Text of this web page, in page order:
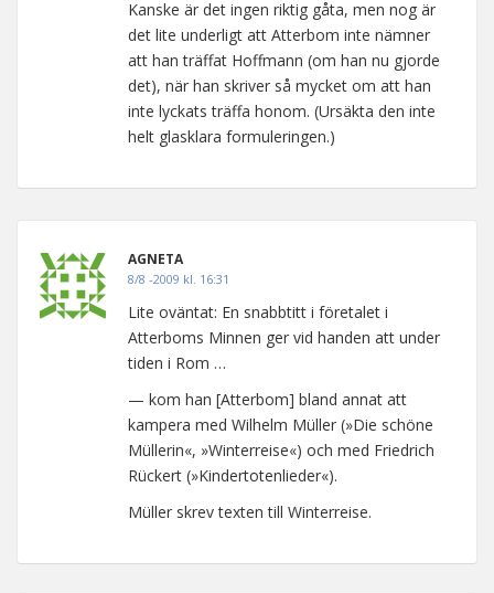
Kanske är det ingen riktig gåta, men nog är
det lite underligt att Atterbom inte nämner
att han träffat Hoffmann (om han nu gjorde
det), när han skriver så mycket om att han
inte lyckats träffa honom. (Ursäkta den inte
helt glasklara formuleringen.)
AGNETA
8/8 -2009 kl. 16:31
Lite oväntat: En snabbtitt i företalet i
Atterboms Minnen ger vid handen att under
tiden i Rom …
— kom han [Atterbom] bland annat att
kampera med Wilhelm Müller (»Die schöne
Müllerin«, »Winterreise«) och med Friedrich
Rückert (»Kindertotenlieder«).
Müller skrev texten till Winterreise.